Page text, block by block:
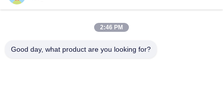
0086-189-9844-3486
2:46 PM
Good day, what product are you looking for?